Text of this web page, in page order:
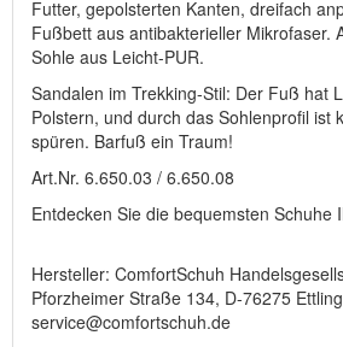
Futter, gepolsterten Kanten, dreifach
Fußbett aus antibakterieller Mikrofaser.
Sohle aus Leicht-PUR.
Sandalen im Trekking-Stil: Der Fuß hat
Polstern, und durch das Sohlenprofil ist
spüren. Barfuß ein Traum!
Art.Nr. 6.650.03 / 6.650.08
Entdecken Sie die bequemsten Schuhe
Hersteller: ComfortSchuh
Pforzheimer Straße 134, D-76275
service@comfortschuh.de